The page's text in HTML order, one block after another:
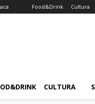
Food&Drink Cultura
CULTURA